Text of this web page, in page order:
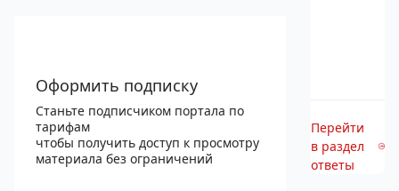
Оформить подписку
Станьте подписчиком портала по
тарифам
чтобы получить доступ к просмотру
материала без ограничений
Перейти
в раздел
ответы